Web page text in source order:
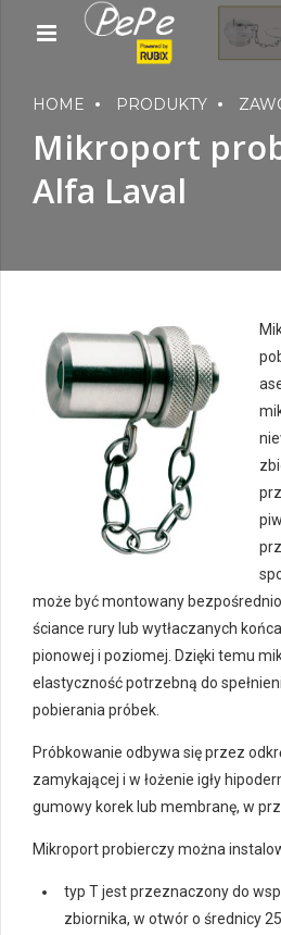
HOME PRODUKTY
Mikroport
Alfa Laval
może być montowany
ściance rury lub wytłaczanych
pionowej i poziomej. Dzięki temu
elastyczność potrzebną do
pobierania próbek.
Próbkowanie odbywa się przez
zamykającej i w łożenie igły
gumowy korek lub membranę, w
Mikroport probierczy można
typ T jest przeznaczony do
zbiornika, w otwór o średnicy